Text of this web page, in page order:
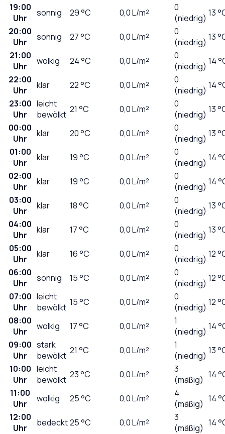
19:00
Uhr
sonnig 29°C 0,0L/m²
0
(niedrig) 13
20:00
Uhr
sonnig 27°C 0,0L/m²
0
(niedrig) 13
21:00
Uhr
wolkig 24°C 0,0L/m²
0
(niedrig) 14
22:00
Uhr
klar 22°C 0,0L/m²
0
(niedrig) 14
23:00
Uhr
leicht
bewölkt 21 °C 0,0L/m²
0
(niedrig) 13
00:00
Uhr
klar 20°C 0,0L/m²
0
(niedrig) 13
01:00
Uhr
klar 19°C 0,0L/m²
0
(niedrig) 14
02:00
Uhr
klar 19°C 0,0L/m²
0
(niedrig) 14
03:00
Uhr
klar 18°C 0,0L/m²
0
(niedrig) 13
04:00
Uhr
klar 17°C 0,0L/m²
0
(niedrig) 13
05:00
Uhr
klar 16°C 0,0L/m²
0
(niedrig) 12
06:00
Uhr
sonnig 15°C 0,0L/m²
0
(niedrig) 12
07:00
Uhr
leicht
bewölkt 15°C 0,0L/m²
0
(niedrig) 12
08:00
Uhr
wolkig 17°C 0,0L/m²
1
(niedrig) 14
09:00
Uhr
stark
bewölkt 21 °C 0,0L/m²
1
(niedrig) 13
10:00
Uhr
leicht
bewölkt 23°C 0,0L/m²
3
(mäßig) 14
11:00
Uhr
wolkig 25°C 0,0L/m²
4
(mäßig) 14
12:00
Uhr
bedeckt25°C 0,0L/m²
3
(mäßig) 14